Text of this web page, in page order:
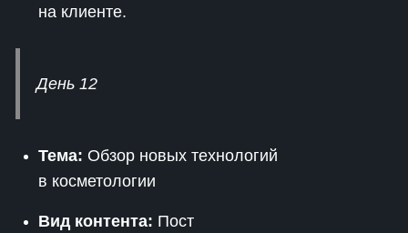
на клиенте.
День 12
Тема: Обзор новых технологий
в косметологии
Вид контента: Пост